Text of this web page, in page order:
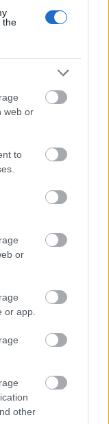
the
web or
to
or
or app.
other
sőt sokkal több
ígérni, meg
amikor valaki
adjátok ti is a
Adtak mások
Hol
hisztérikus;
vágyakkal,
de minden,
néz a
mikor
pillanat alatt;
Ez a
alkalmatlan
karakter,
tehát
nemes
nélkül.
érzelem
nyilatkozatai